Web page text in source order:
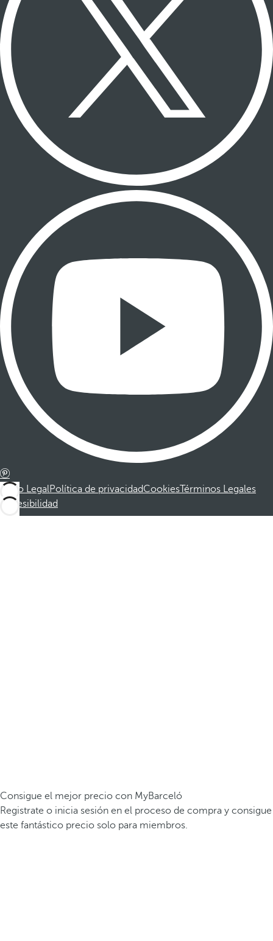
Aviso LegalPolítica de privacidadCookiesTérminos Legales
Accesibilidad
Consigue el mejor precio con MyBarceló
Registrate o inicia sesión en el proceso de compra y consigue
este fantástico precio solo para miembros.